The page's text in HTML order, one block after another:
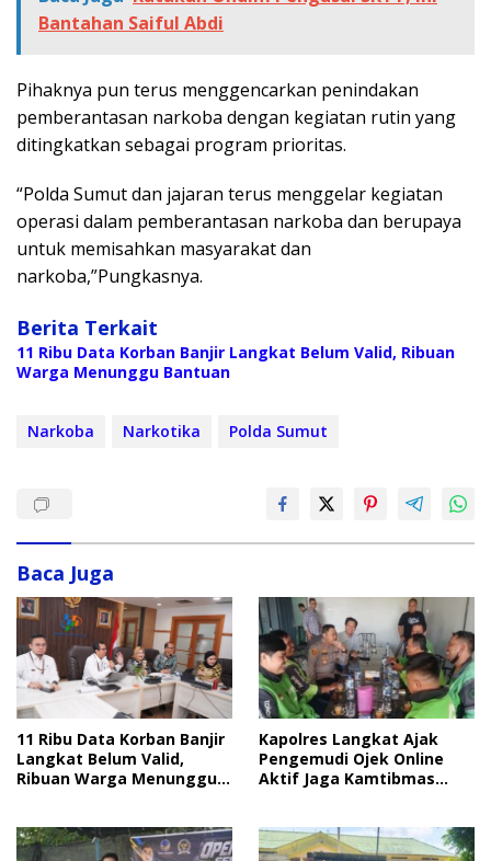
Bantahan Saiful Abdi
Pihaknya pun terus menggencarkan penindakan
pemberantasan narkoba dengan kegiatan rutin yang
ditingkatkan sebagai program prioritas.
“Polda Sumut dan jajaran terus menggelar kegiatan
operasi dalam pemberantasan narkoba dan berupaya
untuk memisahkan masyarakat dan
narkoba,”Pungkasnya.
Berita Terkait
11 Ribu Data Korban Banjir Langkat Belum Valid, Ribuan
Warga Menunggu Bantuan
Narkoba Narkotika Polda Sumut
Baca Juga
11 Ribu Data Korban Banjir
Langkat Belum Valid,
Ribuan Warga Menunggu
Kapolres Langkat Ajak
Pengemudi Ojek Online
Aktif Jaga Kamtibmas